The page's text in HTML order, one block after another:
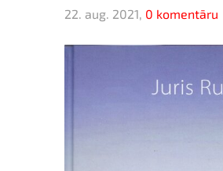
22. aug. 2021, 0 komentāru